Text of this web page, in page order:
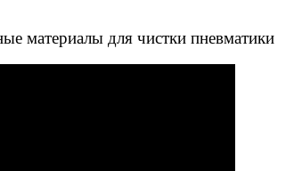
материалы для чистки пневматики